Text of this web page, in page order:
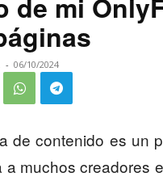
de mi
- 06/10/2024
de contenido es un
a muchos creadores